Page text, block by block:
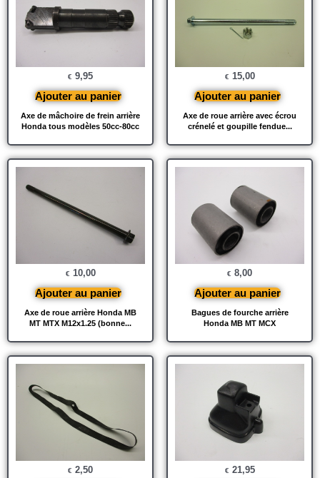
Axe de mâchoire de frein arrière
Honda tous modèles 50cc-80cc
€ 9,95
Ajouter au panier
Axe de roue arrière avec écrou
crénelé et goupille fendue...
€ 15,00
Ajouter au panier
Axe de roue arrière Honda MB
MT MTX M12x1.25 (bonne...
€ 10,00
Ajouter au panier
Bagues de fourche arrière
Honda MB MT MCX
€ 8,00
Ajouter au panier
€ 2,50 € 21,95